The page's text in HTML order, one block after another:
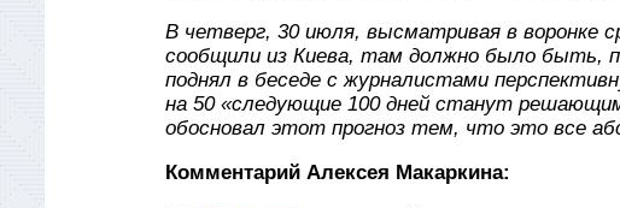
В четверг, 30 июля, высматривая в воронке
сообщили из Киева, там должно было быть,
поднял в беседе с журналистами
на 50 «следующие 100 дней станут
обосновал этот прогноз тем, что это все
Комментарий Алексея Макаркина: